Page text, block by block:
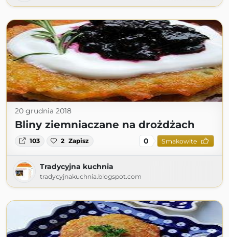
20 grudnia 2018
Bliny ziemniaczane na drożdżach
103 2 Zapisz 0 Smakowite
Tradycyjna kuchnia
tradycyjnakuchnia.blogspot.com